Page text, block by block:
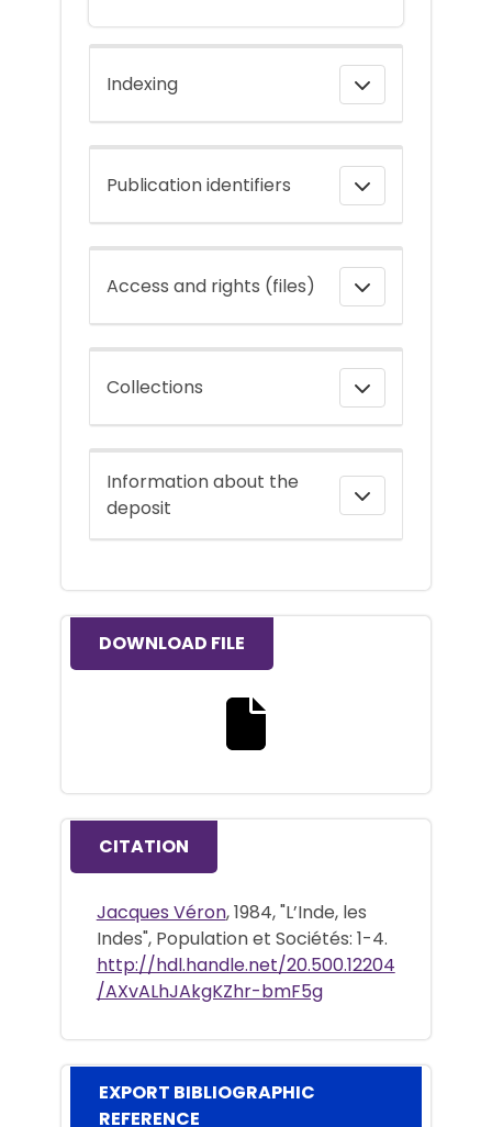
Indexing
Publication identifiers
Access and rights (files)
Collections
Information about the
deposit
DOWNLOAD FILE
CITATION
Jacques Véron, 1984, "L’Inde, les
Indes", Population et Sociétés: 1-4.
http://hdl.handle.net/20.500.12204
/AXvALhJAkgKZhr-bmF5g
EXPORT BIBLIOGRAPHIC
REFERENCE